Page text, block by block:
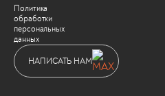
Политика
обработки
персональных
данных
НАПИСАТЬ НАМ